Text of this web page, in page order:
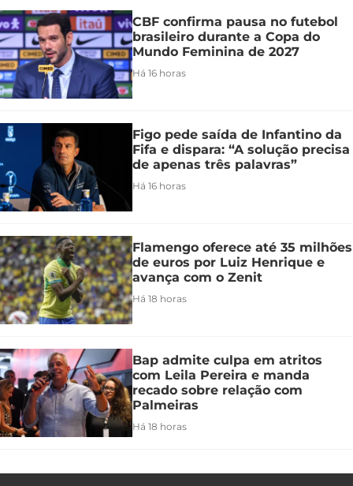
CBF confirma pausa no futebol
brasileiro durante a Copa do
Mundo Feminina de 2027
Há 16 horas
Figo pede saída de Infantino da
Fifa e dispara: “A solução precisa
de apenas três palavras”
Há 16 horas
Flamengo oferece até 35 milhões
de euros por Luiz Henrique e
avança com o Zenit
Há 18 horas
Bap admite culpa em atritos
com Leila Pereira e manda
recado sobre relação com
Palmeiras
Há 18 horas